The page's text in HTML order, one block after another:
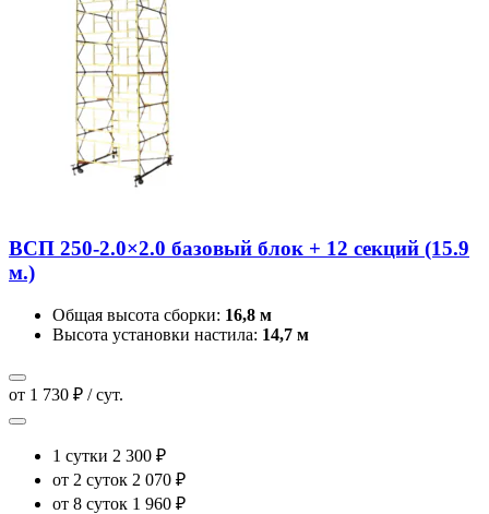
ВСП 250-2.0×2.0 базовый блок + 12 секций (15.9
м.)
Общая высота сборки: 16,8 м
Высота установки настила: 14,7 м
от 1 730 ₽ / сут.
1 сутки 2 300 ₽
от 2 суток 2 070 ₽
от 8 суток 1 960 ₽